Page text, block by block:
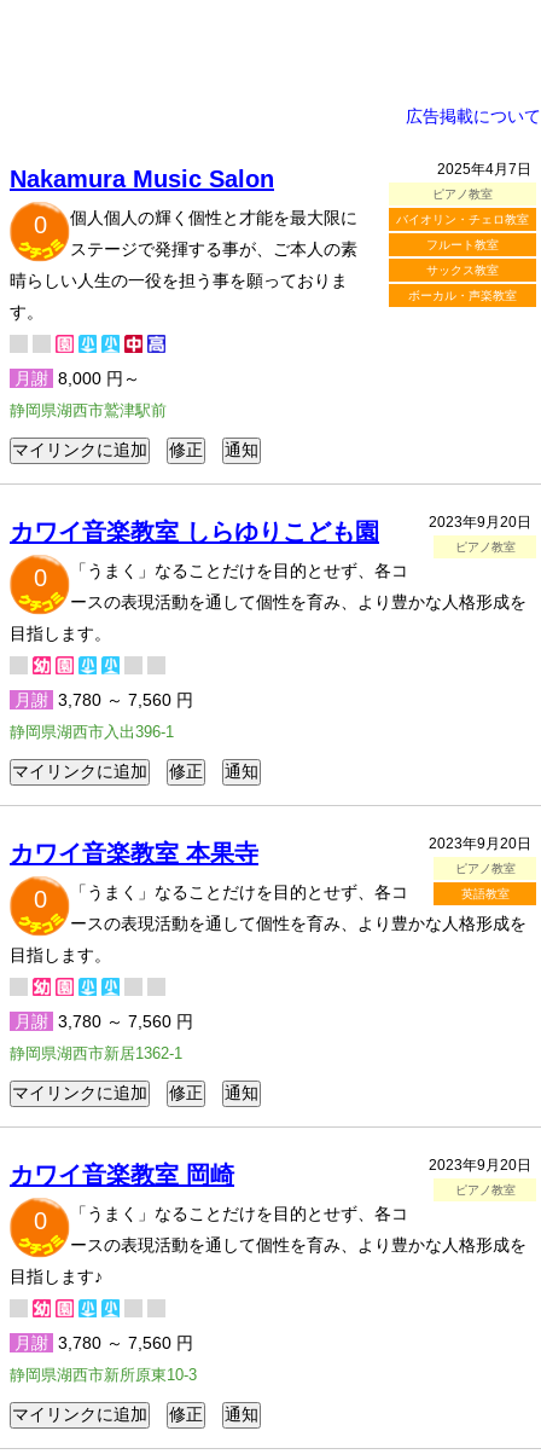
広告掲載について
2025年4月7日
ピアノ教室
バイオリン・チェロ教室
フルート教室
サックス教室
ボーカル・声楽教室
Nakamura Music Salon
0
個人個人の輝く個性と才能を最大限に
ステージで発揮する事が、ご本人の素
晴らしい人生の一役を担う事を願っておりま
す。
月謝 8,000 円～
静岡県湖西市鷲津駅前
2023年9月20日
ピアノ教室
カワイ音楽教室 しらゆりこども園
0
「うまく」なることだけを目的とせず、各コ
ースの表現活動を通して個性を育み、より豊かな人格形成を
目指します。
月謝 3,780 ～ 7,560 円
静岡県湖西市入出396-1
2023年9月20日
ピアノ教室
英語教室
カワイ音楽教室 本果寺
0
「うまく」なることだけを目的とせず、各コ
ースの表現活動を通して個性を育み、より豊かな人格形成を
目指します。
月謝 3,780 ～ 7,560 円
静岡県湖西市新居1362-1
2023年9月20日
ピアノ教室
カワイ音楽教室 岡崎
0
「うまく」なることだけを目的とせず、各コ
ースの表現活動を通して個性を育み、より豊かな人格形成を
目指します♪
月謝 3,780 ～ 7,560 円
静岡県湖西市新所原東10-3